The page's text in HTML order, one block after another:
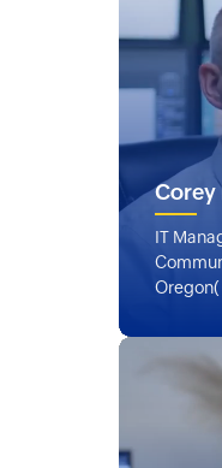
Corey
IT
Oregon(